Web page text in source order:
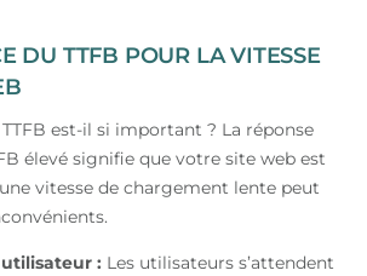
DU TTFB POUR LA VITESSE
est-il si important ? La réponse
élevé signifie que votre site web est
vitesse de chargement lente peut
: Les utilisateurs s’attendent